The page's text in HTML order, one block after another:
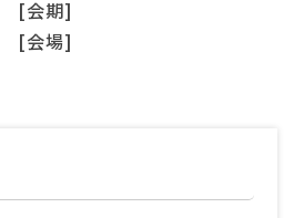
[会期]
[会場]